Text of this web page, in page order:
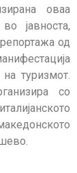
оваа
јавноста,
од
туризмот.
со